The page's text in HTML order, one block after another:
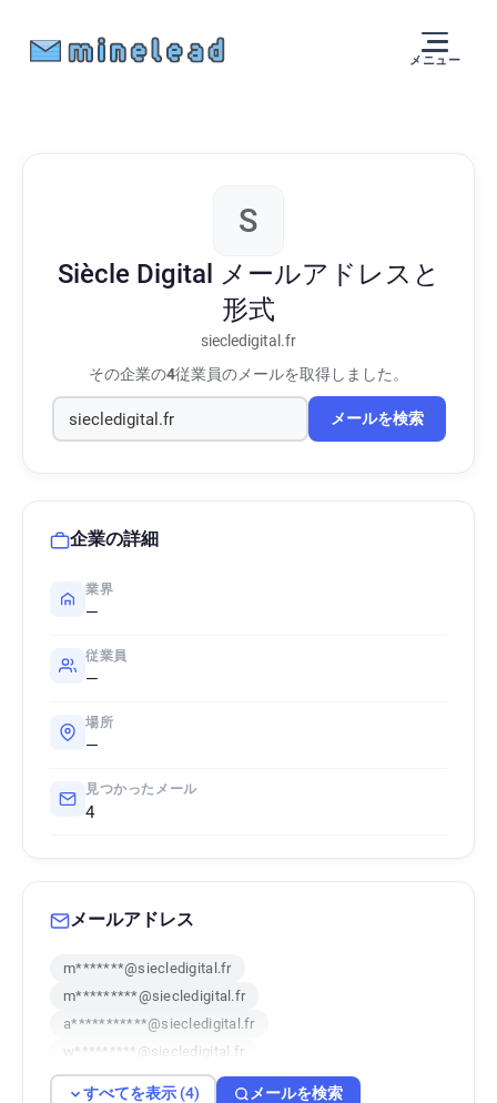
メニュー
S
Siècle Digital メールアドレスと
形式
siecledigital.fr
その企業の4従業員のメールを取得しました。
メールを検索
企業の詳細
業界
—
従業員
—
場所
—
見つかったメール
4
メールアドレス
m*******@siecledigital.fr
m*********@siecledigital.fr
a***********@siecledigital.fr
w*********@siecledigital.fr
すべてを表示 (4) メールを検索